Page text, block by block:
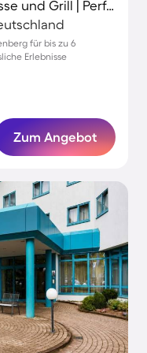
Ferienhaus mit Garten, Terrasse und Grill | Perfekt für die Arbeit von Zuhause
für bis zu 6
Erlebnisse
Zum Angebot